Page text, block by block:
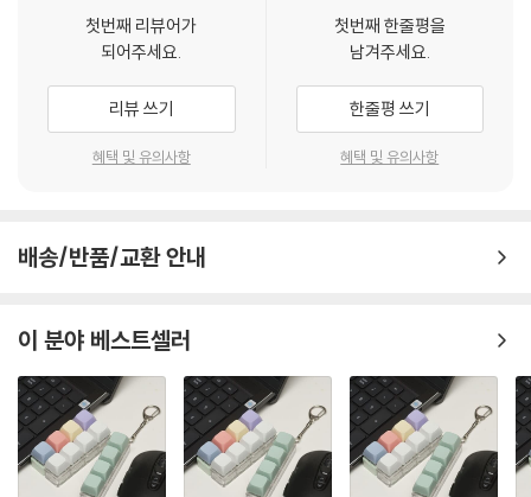
첫번째 리뷰어가
되어주세요.
리뷰 쓰기
혜택 및 유의사항
첫번째 한줄평을
남겨주세요.
한줄평 쓰기
혜택 및 유의사항
배송/반품/교환 안내
이 분야 베스트셀러